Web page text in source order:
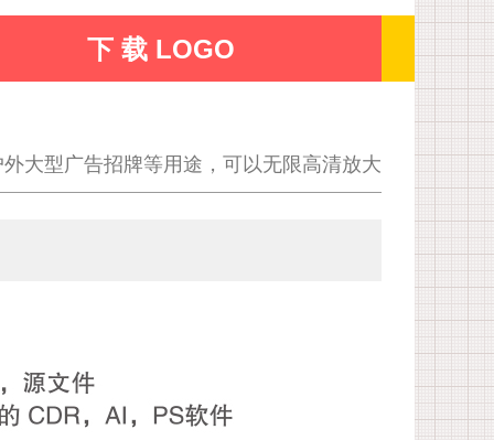
下 载 LOGO
大型广告招牌等用途，可以无限高清放大